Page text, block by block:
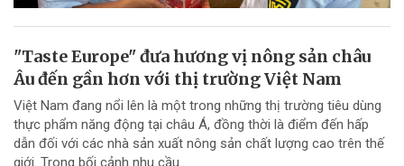
"Taste Europe" đưa hương vị nông sản châu
Âu đến gần hơn với thị trường Việt Nam
Việt Nam đang nổi lên là một trong những thị trường tiêu dùng
thực phẩm năng động tại châu Á, đồng thời là điểm đến hấp
dẫn đối với các nhà sản xuất nông sản chất lượng cao trên thế
giới. Trong bối cảnh nhu cầu...